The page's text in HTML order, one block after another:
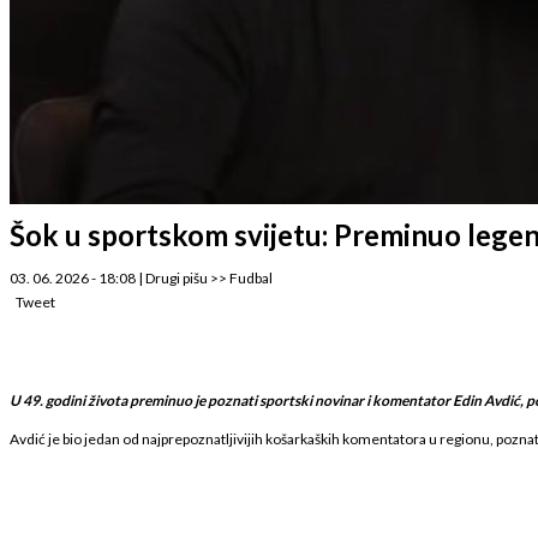
Šok u sportskom svijetu: Preminuo
03. 06. 2026 - 18:08 | Drugi pišu >> Fudbal
Tweet
U 49. godini života preminuo je poznati sportski novinar i komentator Edin Avdić,
Avdić je bio jedan od najprepoznatljivijih košarkaških komentatora u regionu,